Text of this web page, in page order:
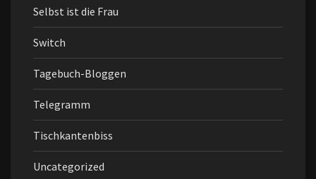
Selbst ist die Frau
Switch
Tagebuch-Bloggen
Telegramm
Tischkantenbiss
Uncategorized